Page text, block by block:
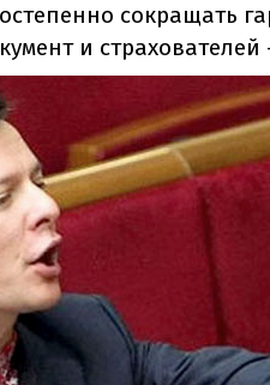
сокращать
и